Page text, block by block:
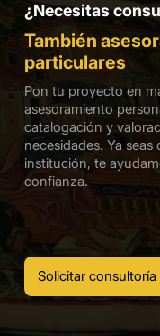
¿Necesitas
También
particulares
Pon tu proyecto en
asesoramiento
catalogación y
necesidades. Ya
institución, te
confianza.
Solicitar consultoría